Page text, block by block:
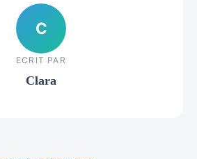
C
ECRIT PAR
Clara